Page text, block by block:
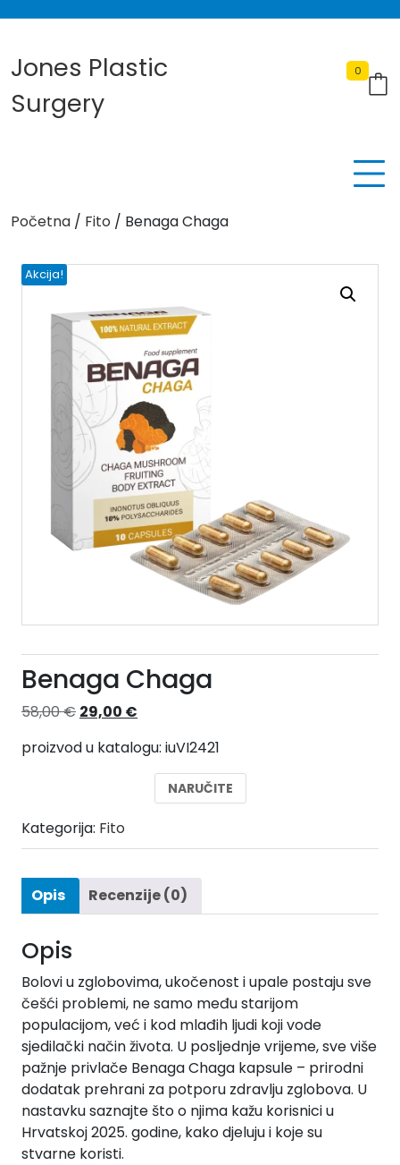
Jones Plastic
Surgery
0
Početna / Fito / Benaga Chaga
Akcija!
Benaga Chaga
58,00€ Izvorna
bila
29,00 €
je:
29,00 €.
proizvod u katalogu: iuVI2421
NARUČITE
Kategorija: Fito
Opis Recenzije (0)
Opis
Bolovi u zglobovima, ukočenost i upale postaju sve
češći problemi, ne samo među starijom
populacijom, već i kod mlađih ljudi koji vode
sjedilački način života. U posljednje vrijeme, sve više
pažnje privlače Benaga Chaga kapsule – prirodni
dodatak prehrani za potporu zdravlju zglobova. U
nastavku saznajte što o njima kažu korisnici u
Hrvatskoj 2025. godine, kako djeluju i koje su
stvarne koristi.